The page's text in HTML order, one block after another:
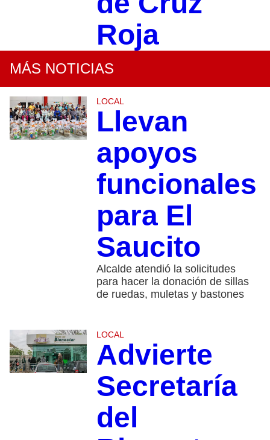
Roja
MÁS NOTICIAS
LOCAL
Llevan
apoyos
funcionales
para El
Saucito
Alcalde atendió la solicitudes
para hacer la donación de sillas
de ruedas, muletas y bastones
LOCAL
Advierte
Secretaría
del